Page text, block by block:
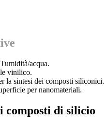
acqua.
vinilico.
la sintesi dei composti siliconici.
per nanomateriali.
composti di silicio